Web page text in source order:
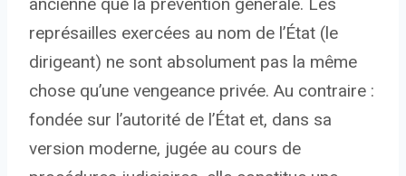
ancienne que la prévention générale. Les
représailles exercées au nom de l’État (le
dirigeant) ne sont absolument pas la même
chose qu’une vengeance privée. Au contraire :
fondée sur l’autorité de l’État et, dans sa
version moderne, jugée au cours de